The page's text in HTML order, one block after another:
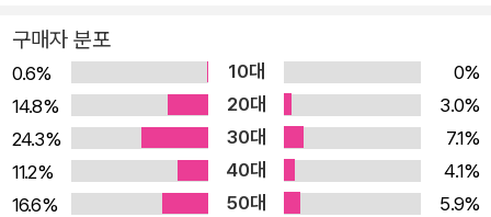
“세상은 순서도 도리도 없이”(「다식」) 무심히 흘러간다. 비
극을 목격하고도 섣불리 아무것도 할 수 없는 절망과 무력감
앞에서 시인은 더욱 간절한 마음으로 고통을 기록하고, 이를
외면하며 살아온 날들을 치열하게 뉘우친다. 결국 감당하기
어려울 만큼 큰 슬픔이 남긴 것은 “울음이 묻을까 피해 다닌
날들”(「벚꽃잎 흩날리면」)에 대한 반성이다. 타인의 아픔에
구매자 분포
0.6% 10대
0%
14.8%
20대
3.0%
24.3%
30대
7.1%
11.2%
40대
4.1%
16.6%
50대
5.9%